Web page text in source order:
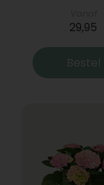
29,95
Bestel